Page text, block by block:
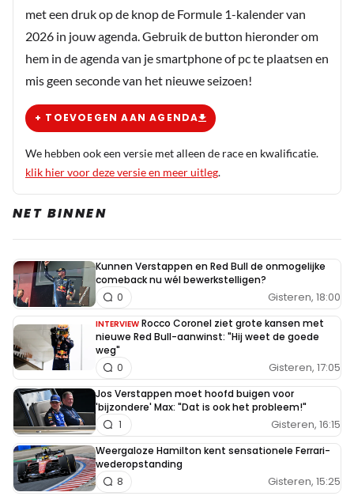
@ArribaAndale Wat een rare reactie en onnodige
belediging. Je hebt een paar zinnen gelezen en een
totaal verkeerde conclusie daaruit getrokken. Ik ben
blij dat de race in Zandvoort is en zou het ook niet erg
vinden wanneer de overheid daaraan bij draagt in de
vorm van politieinzet. Enige waarop ik reageerde is
het onderwerp over de belastinginkomsten, waaraan
werd voorbij gegaan dat er ook andere uitgaven zijn
vanuit de overheid.
Soepstengel
28 augustus 2025 18:41
@ArribaAndale Dus die aannames doe jij maar even
en vul jij voor me in en beledig je me omdat mijn
mening misschien wel afwijkt van jouw mening.
Blijkbaar verkeerd dus. Ik reageerde op Jos, de rest
heb jij erbij verzonnen. Lekker kansloos.
Soepstengel
28 augustus 2025 21:41
@ArribaAndale Goed stukje, knap dat je dat hele
met een druk op de knop de Formule 1-kalender van
2026 in jouw agenda. Gebruik de button hieronder om
hem in de agenda van je smartphone of pc te plaatsen en
mis geen seconde van het nieuwe seizoen!
+ TOEVOEGEN AAN AGENDA
We hebben ook een versie met alleen de race en kwalificatie.
klik hier voor deze versie en meer uitleg.
NET BINNEN
Kunnen Verstappen en Red Bull de onmogelijke
comeback nu wél bewerkstelligen?
Gisteren, 18:00
0
INTERVIEW Rocco Coronel ziet grote kansen met
nieuwe Red Bull-aanwinst: "Hij weet de goede
weg"
Gisteren, 17:05
0
Jos Verstappen moet hoofd buigen voor
'bijzondere' Max: "Dat is ook het probleem!"
Gisteren, 16:15
1
Weergaloze Hamilton kent sensationele Ferrari-
wederopstanding
Gisteren, 15:25
8